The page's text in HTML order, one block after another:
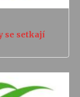
se setkají